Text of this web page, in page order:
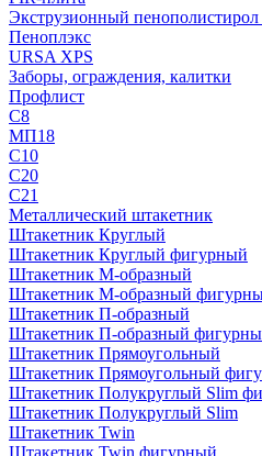
Экструзионный пенополистирол
Пеноплэкс
URSA XPS
Заборы, ограждения, калитки
Профлист
С8
МП18
С10
С20
С21
Металлический штакетник
Штакетник Круглый
Штакетник Круглый фигурный
Штакетник М-образный
Штакетник М-образный
Штакетник П-образный
Штакетник П-образный
Штакетник Прямоугольный
Штакетник Прямоугольный
Штакетник Полукруглый Slim
Штакетник Полукруглый Slim
Штакетник Twin
Штакетник Twin фигурный